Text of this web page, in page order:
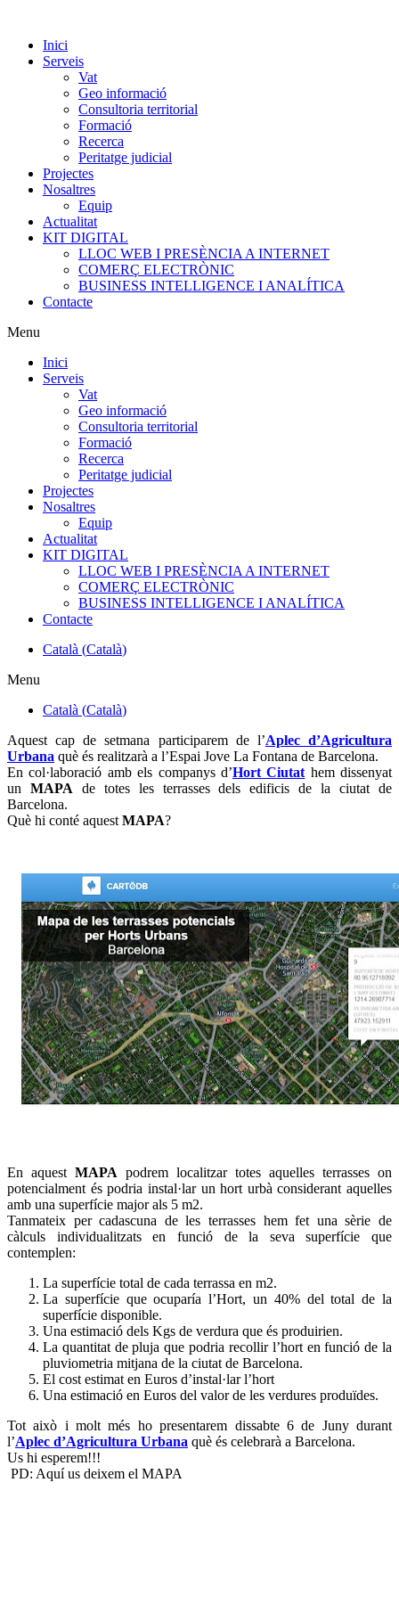
Inici
Serveis
Vat
Geo informació
Consultoria territorial
Formació
Recerca
Peritatge judicial
Projectes
Nosaltres
Equip
Actualitat
KIT DIGITAL
LLOC WEB I PRESÈNCIA A INTERNET
COMERÇ ELECTRÒNIC
BUSINESS INTELLIGENCE I ANALÍTICA
Contacte
Menu
Inici
Serveis
Vat
Geo informació
Consultoria territorial
Formació
Recerca
Peritatge judicial
Projectes
Nosaltres
Equip
Actualitat
KIT DIGITAL
LLOC WEB I PRESÈNCIA A INTERNET
COMERÇ ELECTRÒNIC
BUSINESS INTELLIGENCE I ANALÍTICA
Contacte
Català (Català)
Menu
Català (Català)
Aquest cap de setmana participarem de l’Aplec d’Agricultura
Urbana què és realitzarà a l’Espai Jove La Fontana de Barcelona.
En col·laboració amb els companys d’Hort Ciutat hem dissenyat
un MAPA de totes les terrasses dels edificis de la ciutat de
Barcelona.
Què hi conté aquest MAPA?
En aquest MAPA podrem localitzar totes aquelles terrasses on
potencialment és podria instal·lar un hort urbà considerant aquelles
amb una superfície major als 5 m2.
Tanmateix per cadascuna de les terrasses hem fet una sèrie de
càlculs individualitzats en funció de la seva superfície que
contemplen:
La superfície total de cada terrassa en m2.
La superfície que ocuparía l’Hort, un 40% del total de la
superfície disponible.
Una estimació dels Kgs de verdura que és produirien.
La quantitat de pluja que podria recollir l’hort en funció de la
pluviometria mitjana de la ciutat de Barcelona.
El cost estimat en Euros d’instal·lar l’hort
Una estimació en Euros del valor de les verdures produïdes.
Tot això i molt més ho presentarem dissabte 6 de Juny durant
l’Aplec d’Agricultura Urbana què és celebrarà a Barcelona.
Us hi esperem!!!
PD: Aquí us deixem el MAPA